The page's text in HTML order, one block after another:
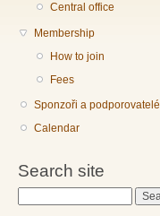
Central office
Membership
How to join
Fees
Sponzoři a podporovatelé
Calendar
Search site